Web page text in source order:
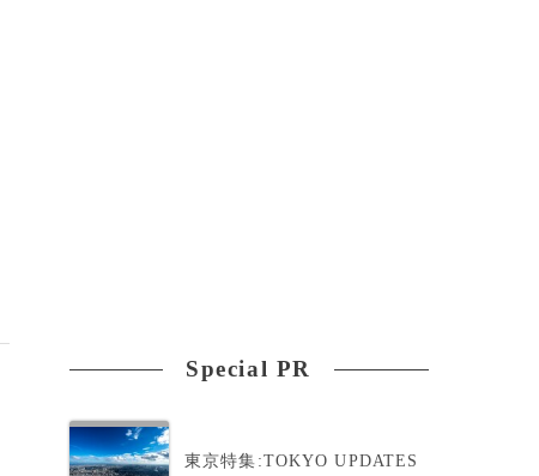
Special PR
東京特集:TOKYO UPDATES